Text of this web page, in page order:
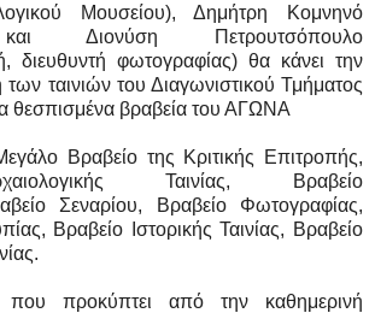
Μουσείου), Δημήτρη Κομνηνό
Διονύση Πετρουτσόπουλο
διευθυντή φωτογραφίας) θα κάνει την
των ταινιών του Διαγωνιστικού Τμήματος
θεσπισμένα βραβεία του ΑΓΩΝΑ
Bραβείο της Kριτικής Eπιτροπής,
Ταινίας, Bραβείο
Σεναρίου, Bραβείο Φωτογραφίας,
Bραβείο Ιστορικής Ταινίας, Bραβείο
που προκύπτει από την καθημερινή